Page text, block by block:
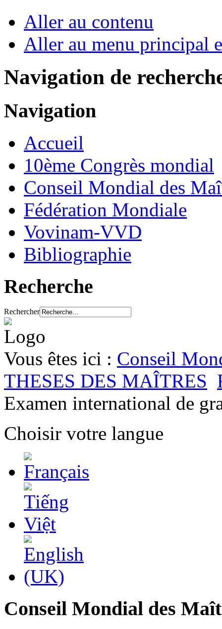
Aller au contenu
Aller au menu principal
Navigation de
Navigation
Accueil
10ème Congrès mondial
Conseil Mondial des
Fédération Mondiale
Vovinam-VVD
Bibliographie
Recherche
Rechercher
Vous êtes ici : Conseil
THESES DES MAÎTRES
Examen international de
Choisir votre langue
Conseil Mondial des